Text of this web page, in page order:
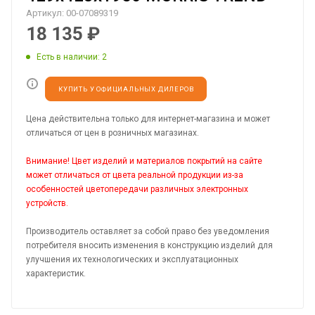
Артикул: 00-07089319
18 135 ₽
Есть в наличии: 2
КУПИТЬ У ОФИЦИАЛЬНЫХ ДИЛЕРОВ
Цена действительна только для интернет-магазина и может
отличаться от цен в розничных магазинах.
Внимание! Цвет изделий и материалов покрытий на сайте
может отличаться от цвета реальной продукции из-за
особенностей цветопередачи различных электронных
устройств.
Производитель оставляет за собой право без уведомления
потребителя вносить изменения в конструкцию изделий для
улучшения их технологических и эксплуатационных
характеристик.